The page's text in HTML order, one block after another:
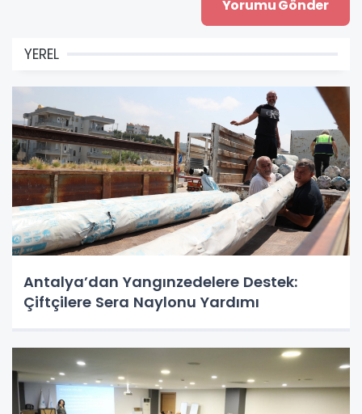
YEREL
Antalya’dan Yangınzedelere Destek:
Çiftçilere Sera Naylonu Yardımı